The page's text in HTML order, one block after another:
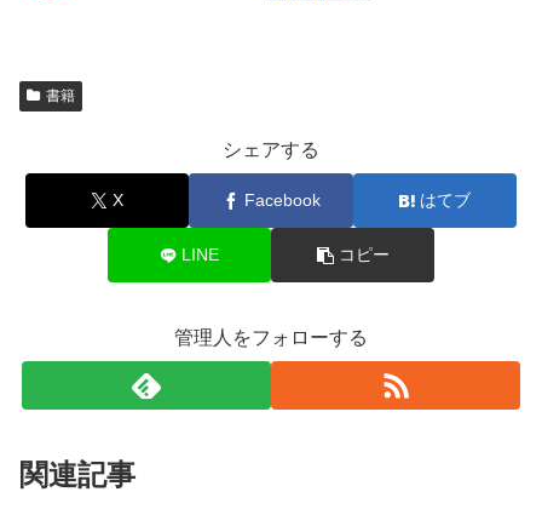
書籍
シェアする
X Facebook はてブ
LINE コピー
管理人をフォローする
関連記事